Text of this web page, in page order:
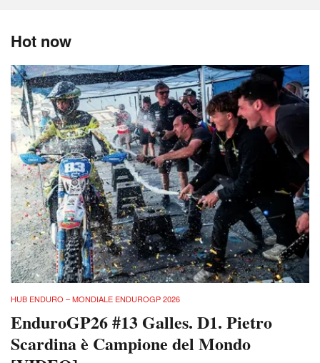
Hot now
HUB ENDURO – MONDIALE ENDUROGP 2026
EnduroGP26 #13 Galles. D1. Pietro
Scardina è Campione del Mondo